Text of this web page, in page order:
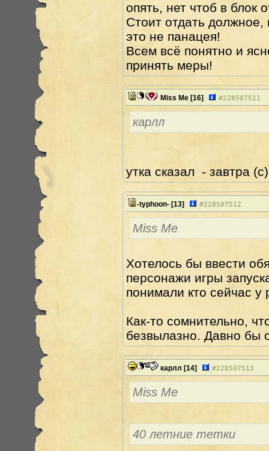
опять, нет чтоб в блок
Стоит отдать должное,
это не панацея!
Всем всё понятно и
принять меры!
Miss Me [16] #228507511
карлл
утка сказал - завтра (с)
-typhoon- [13] #228507512
Miss Me
Хотелось бы ввести
персонажи игры
понимали кто сейчас у
Как-то сомнительно,
безвылазно. Давно бы
карлл [14] #228507513
Miss Me
40 летние тетки